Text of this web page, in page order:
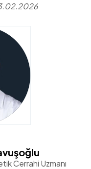
Cerrahi Uzmanı